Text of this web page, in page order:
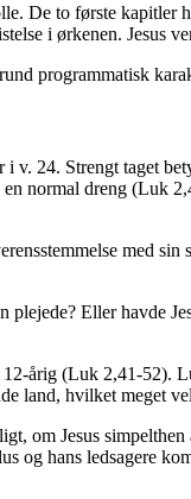
De to første kapitler
i ørkenen.
programmatisk
24. Strengt taget
normal dreng (Luk
med
plejede? Eller
årig (Luk 2,41-
land, hvilket meget
om Jesus
hans ledsagere